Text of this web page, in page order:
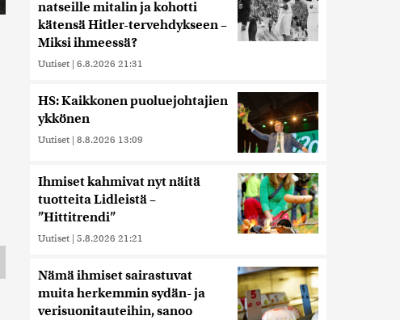
natseille mitalin ja kohotti
kätensä Hitler-tervehdykseen –
Miksi ihmeessä?
Uutiset | 6.8.2026 21:31
HS: Kaikkonen puoluejohtajien
ykkönen
Uutiset | 8.8.2026 13:09
Ihmiset kahmivat nyt näitä
tuotteita Lidleistä –
”Hittitrendi”
Uutiset | 5.8.2026 21:21
Nämä ihmiset sairastuvat
muita herkemmin sydän- ja
verisuonitauteihin, sanoo